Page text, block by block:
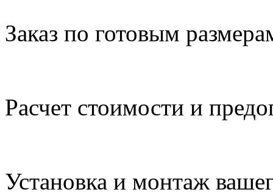
Заказ по готовым
Расчет стоимости и
Установка и монтаж